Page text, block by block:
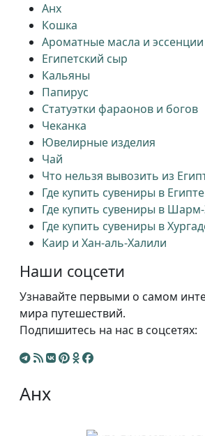
Анх
Кошка
Ароматные масла и эссенции
Египетский сыр
Кальяны
Папирус
Статуэтки фараонов и богов
Чеканка
Ювелирные изделия
Чай
Что нельзя вывозить из
Где купить сувениры в Египте
Где купить сувениры в
Где купить сувениры в
Каир и Хан-аль-Халили
Наши соцсети
Узнавайте первыми о самом
мира путешествий.
Подпишитесь на нас в соцсетях:
Анх